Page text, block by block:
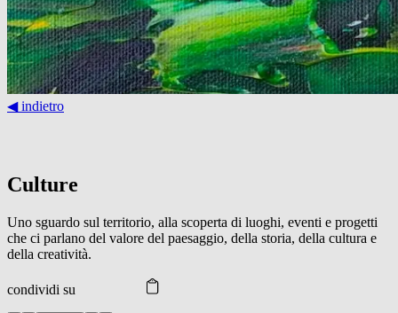
◀︎ indietro
Culture
Uno sguardo sul territorio, alla scoperta di luoghi, eventi e progetti
che ci parlano del valore del paesaggio, della storia, della cultura e
della creatività.
condividi su